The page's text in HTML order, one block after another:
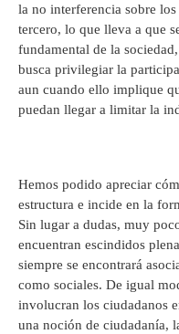
la no interferencia sobre
tercero, lo que lleva a que
fundamental de la
busca privilegiar la
aun cuando ello implique
puedan llegar a limitar la
Hemos podido apreciar
estructura e incide en la
Sin lugar a dudas, muy
encuentran escindidos
siempre se encontrará
como sociales. De igual
involucran los ciudadanos
una noción de ciudadanía,